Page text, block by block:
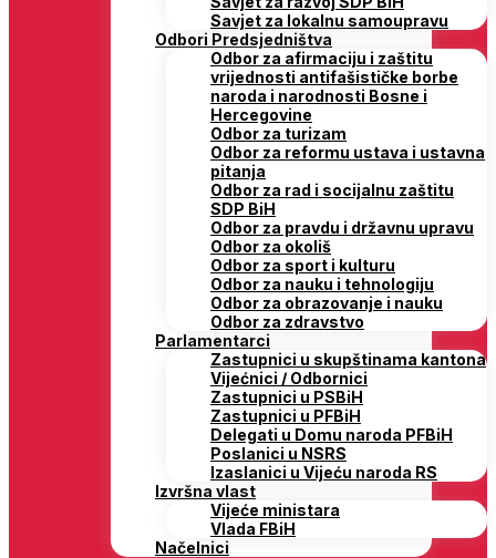
Savjet za lokalnu samoupravu
Odbori Predsjedništva
Odbor za afirmaciju i zaštitu
vrijednosti antifašističke borbe
naroda i narodnosti Bosne i
Hercegovine
Odbor za turizam
Odbor za reformu ustava i ustavna
pitanja
Odbor za rad i socijalnu zaštitu
SDP BiH
Odbor za pravdu i državnu upravu
Odbor za okoliš
Odbor za sport i kulturu
Odbor za nauku i tehnologiju
Odbor za obrazovanje i nauku
Odbor za zdravstvo
Parlamentarci
Zastupnici u skupštinama kantona
Vijećnici / Odbornici
Zastupnici u PSBiH
Zastupnici u PFBiH
Delegati u Domu naroda PFBiH
Poslanici u NSRS
Izaslanici u Vijeću naroda RS
Izvršna vlast
Vijeće ministara
Vlada FBiH
Načelnici